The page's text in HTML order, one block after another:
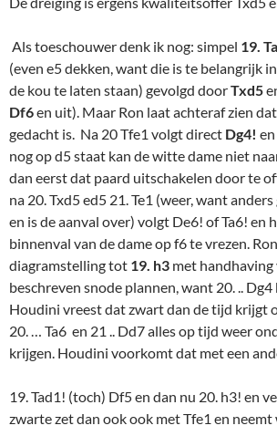
Als toeschouwer denk ik nog: simpel 19.
(even e5 dekken, want die is te belangrijk
de kou te laten staan) gevolgd doorTxd5
Df6en uit). Maar Ron laat achteraf zien
gedacht is. Na 20 Tfe1 volgt direct Dg4!
nog op d5 staat kan de witte dame niet
dan eerst dat paard uitschakelen door te
na 20. Txd5 ed5 21. Te1 (weer, want
en is de aanval over) volgt De6! of Ta6! en
binnenval van de dame op f6 te vrezen.
diagramstelling tot 19. h3 met handhaving
beschreven snode plannen, want 20. ..
Houdini vreest dat zwart dan de tijd krijgt
20. … Ta6 en 21 .. Dd7 alles op tijd weer
krijgen. Houdini voorkomt dat met een
19. Tad1! (toch) Df5 en dan nu 20. h3! en
zwarte zet dan ook ook met Tfe1 en